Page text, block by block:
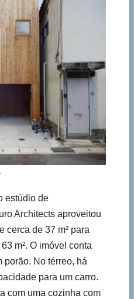
estúdio de
Architects aproveitou
cerca de 37 m² para
m². O imóvel conta
porão. No térreo, há
para um carro.
com uma cozinha com